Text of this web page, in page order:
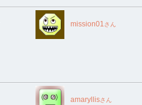
mission01さん
amaryllisさん